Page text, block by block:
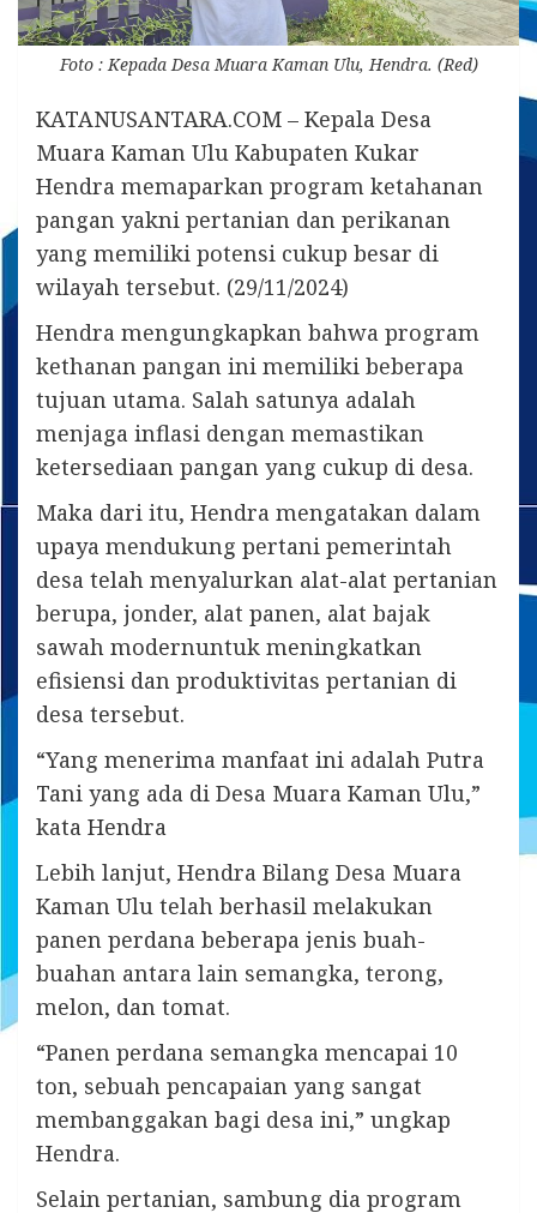
Foto : Kepada Desa Muara Kaman Ulu, Hendra. (Red)
KATANUSANTARA.COM – Kepala Desa
Muara Kaman Ulu Kabupaten Kukar
Hendra memaparkan program ketahanan
pangan yakni pertanian dan perikanan
yang memiliki potensi cukup besar di
wilayah tersebut. (29/11/2024)
Hendra mengungkapkan bahwa program
kethanan pangan ini memiliki beberapa
tujuan utama. Salah satunya adalah
menjaga inflasi dengan memastikan
ketersediaan pangan yang cukup di desa.
Maka dari itu, Hendra mengatakan dalam
upaya mendukung pertani pemerintah
desa telah menyalurkan alat-alat pertanian
berupa, jonder, alat panen, alat bajak
sawah modernuntuk meningkatkan
efisiensi dan produktivitas pertanian di
desa tersebut.
“Yang menerima manfaat ini adalah Putra
Tani yang ada di Desa Muara Kaman Ulu,”
kata Hendra
Lebih lanjut, Hendra Bilang Desa Muara
Kaman Ulu telah berhasil melakukan
panen perdana beberapa jenis buah-
buahan antara lain semangka, terong,
melon, dan tomat.
“Panen perdana semangka mencapai 10
ton, sebuah pencapaian yang sangat
membanggakan bagi desa ini,” ungkap
Hendra.
Selain pertanian, sambung dia program